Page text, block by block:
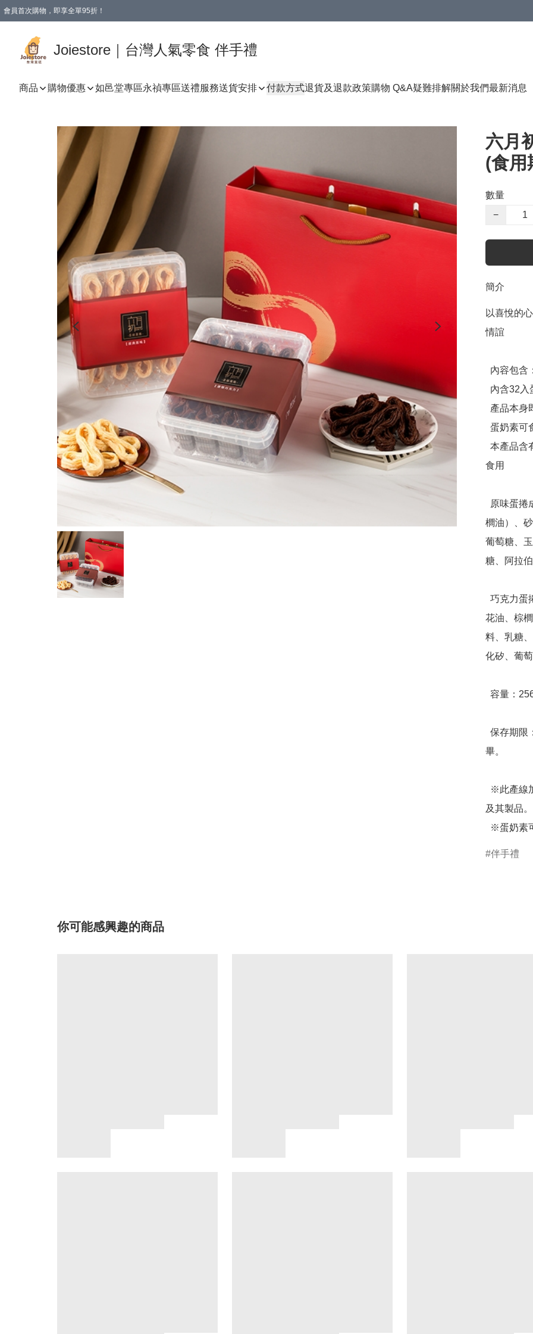
會員首次購物，即享全單95折！
Joiestore｜台灣人氣零食 伴手禮
商品 購物優惠 如邑堂專區永禎專區送禮服務送貨安排 付款方式退貨及退款政策購物 Q&A疑難排解關於我們最新消息
六月
(食用
數量
−
簡介
以喜悅的
情誼
食用
櫚油）、
葡萄糖、
糖、阿拉
花油、棕
料、乳糖
化矽、葡
畢。
及其製品。
※蛋奶素
伴手禮
你可能感興趣的商品